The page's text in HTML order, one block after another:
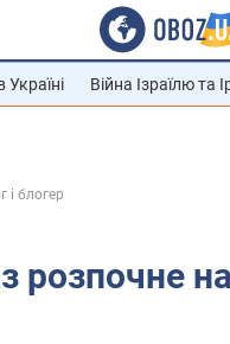
Україні Війна Ізраїлю та
і блогер
розпочне